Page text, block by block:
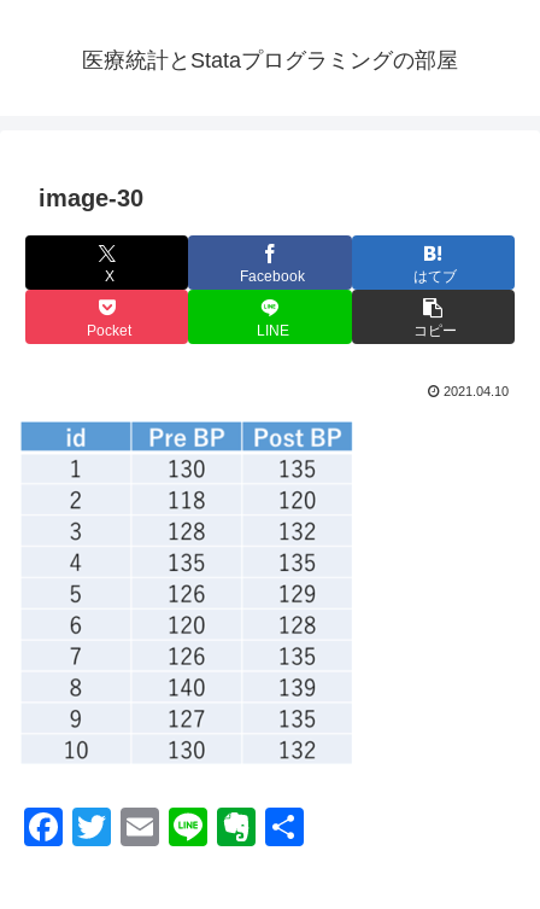
医療統計とStataプログラミングの部屋
image-30
X Facebook はてブ
Pocket LINE コピー
2021.04.10
F
T
E
Li
E